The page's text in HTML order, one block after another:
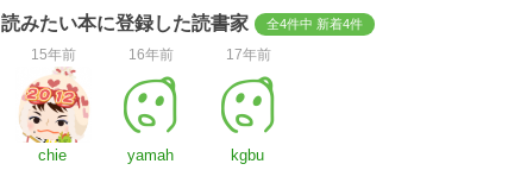
読みたい本に登録した読書家 全4件中 新着4件
15年前
chie
16年前
yamah
17年前
kgbu